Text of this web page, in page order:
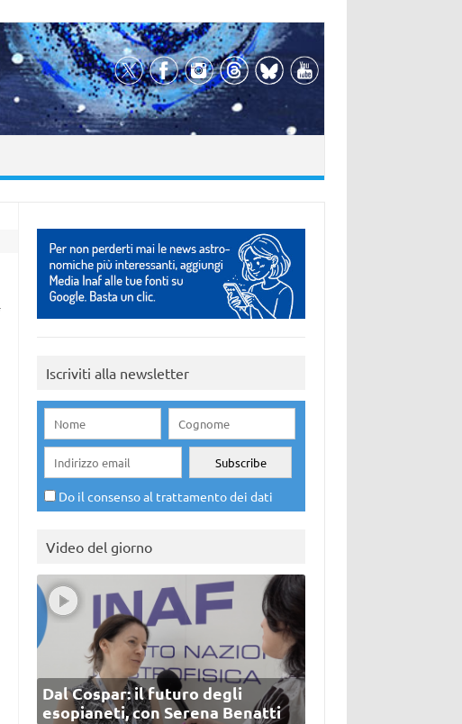
Iscriviti alla newsletter
Do il consenso al trattamento dei dati
Video del giorno
Dal Cospar: il futuro degli
esopianeti, con Serena Benatti